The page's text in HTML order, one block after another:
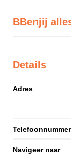
BBenjij
Details
Adres
Telefoonnummer
Navigeer naar